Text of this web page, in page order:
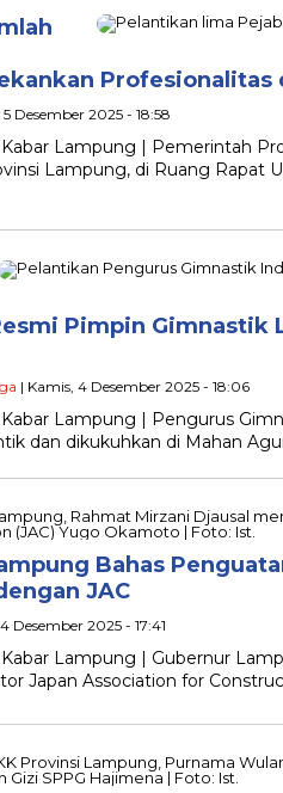
Profesionalitas
Desember 2025 - 18:58
Lampung | Pemerintah
Lampung, di Ruang Rapat
Pimpin
| Kamis, 4 Desember 2025 - 18:06
Lampung | Pengurus
dan dikukuhkan di Mahan
Bahas
JAC
Desember 2025 - 17:41
Lampung | Gubernur
Japan Association for